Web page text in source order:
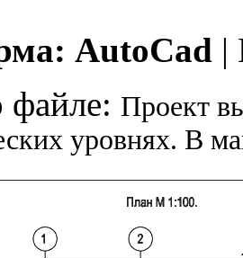
AutoCad |
файле: Проект
уровнях. В